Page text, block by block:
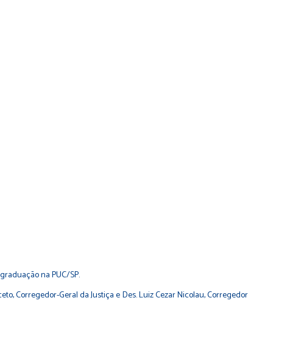
na PUC/SP.
Corregedor-Geral da Justiça e Des. Luiz Cezar Nicolau, Corregedor